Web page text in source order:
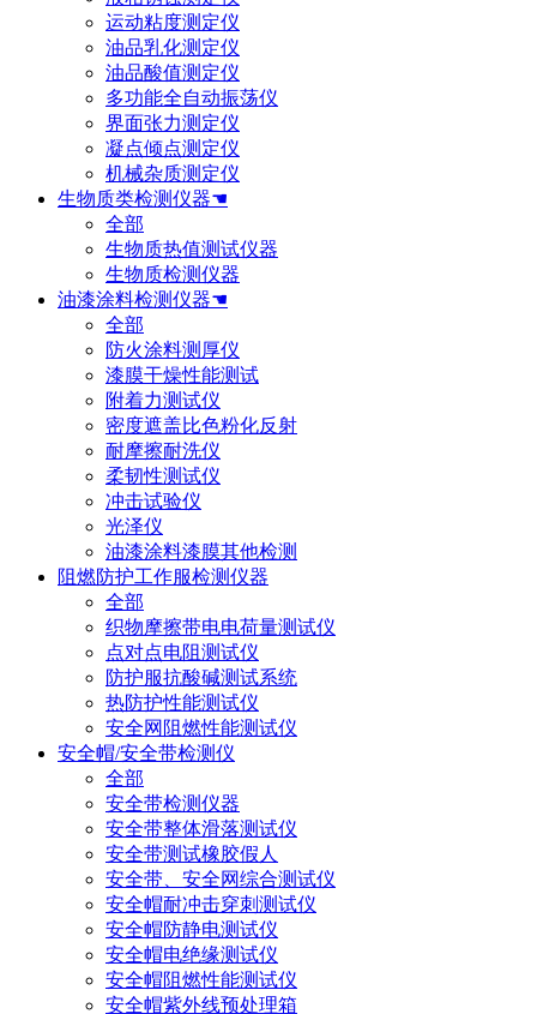
运动粘度测定仪
油品乳化测定仪
油品酸值测定仪
多功能全自动振荡仪
界面张力测定仪
凝点倾点测定仪
机械杂质测定仪
生物质类检测仪器☚
全部
生物质热值测试仪器
生物质检测仪器
油漆涂料检测仪器☚
全部
防火涂料测厚仪
漆膜干燥性能测试
附着力测试仪
密度遮盖比色粉化反射
耐摩擦耐洗仪
柔韧性测试仪
冲击试验仪
光泽仪
油漆涂料漆膜其他检测
阻燃防护工作服检测仪器
全部
织物摩擦带电电荷量测试仪
点对点电阻测试仪
防护服抗酸碱测试系统
热防护性能测试仪
安全网阻燃性能测试仪
安全帽/安全带检测仪
全部
安全带检测仪器
安全带整体滑落测试仪
安全带测试橡胶假人
安全带、安全网综合测试仪
安全帽耐冲击穿刺测试仪
安全帽防静电测试仪
安全帽电绝缘测试仪
安全帽阻燃性能测试仪
安全帽紫外线预处理箱